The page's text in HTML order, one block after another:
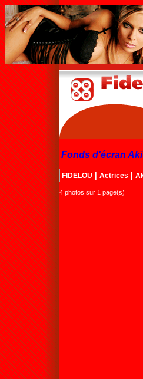
Fonds d'écran
FIDELOU Actrices
4 photos sur 1 page(s)